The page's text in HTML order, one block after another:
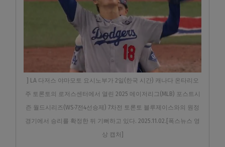
] LA 다저스 야마모토 요시노부가 2일(한국 시간) 캐나다 온타리오
주 토론토의 로저스센터에서 열린 2025 메이저리그(MLB) 포스트시
즌 월드시리즈(WS·7전4선승제) 7차전 토론토 블루제이스와의 원정
경기에서 승리를 확정한 뒤 기뻐하고 있다. 2025.11.02.[폭스뉴스 영
상 캡처]